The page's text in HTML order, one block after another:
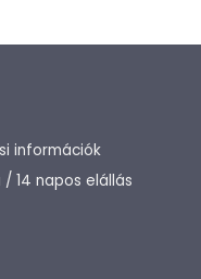
információk
14 napos elállás